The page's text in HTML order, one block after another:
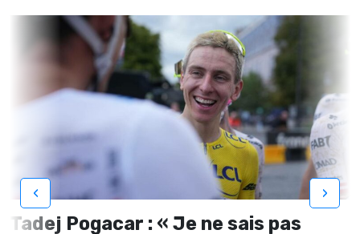
Tadej Pogacar : « Je ne sais pas
‹ ›